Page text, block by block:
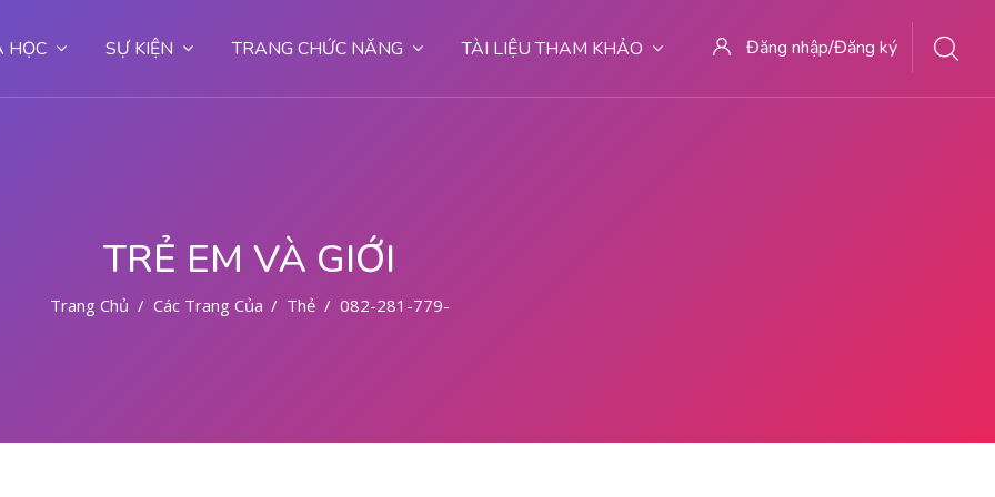
HỌC SỰ KIỆN TRANG CHỨC NĂNG TÀI LIỆU THAM KHẢO Đăng nhập/Đăng ký
TRẺ EM VÀ GIỚI
Trang Chủ Các Trang Của Hệ Thống
Thẻ 082-281-779-727 ABORSI AMAN DI MALANG